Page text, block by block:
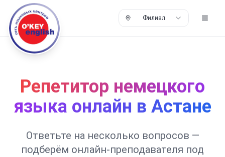
Филиал
Репетитор немецкого
языка онлайн в Астане
Ответьте на несколько вопросов —
подберём онлайн-преподавателя под